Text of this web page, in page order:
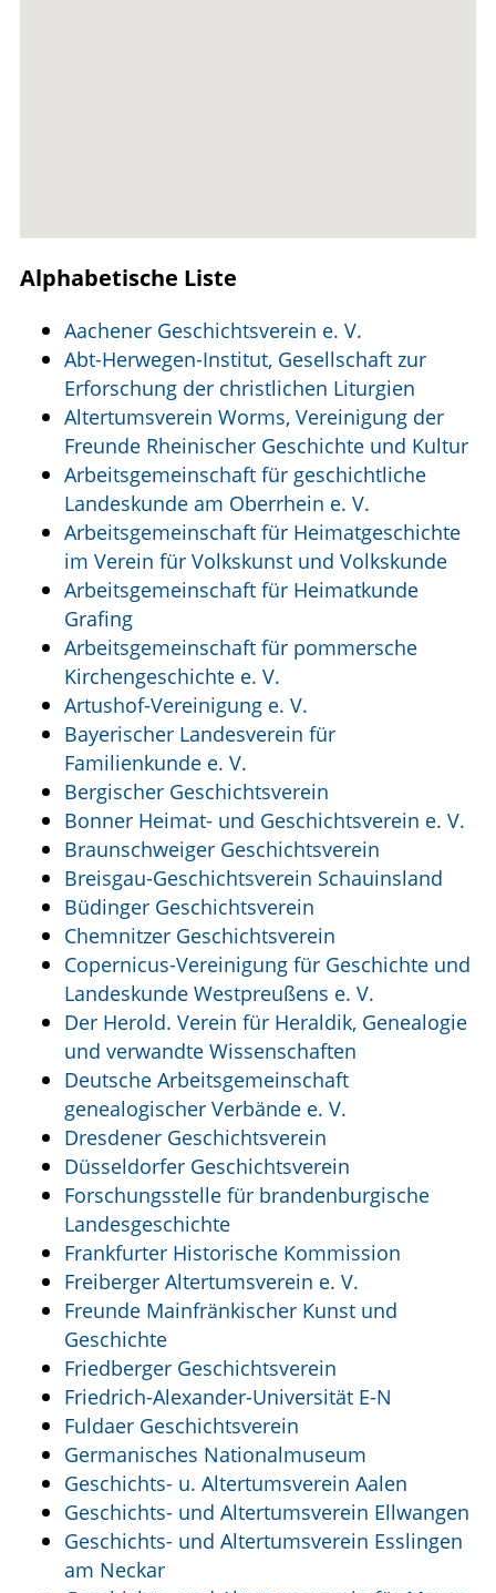
Alphabetische Liste
Aachener Geschichtsverein e. V.
Abt-Herwegen-Institut, Gesellschaft zur
Erforschung der christlichen Liturgien
Altertumsverein Worms, Vereinigung der
Freunde Rheinischer Geschichte und Kultur
Arbeitsgemeinschaft für geschichtliche
Landeskunde am Oberrhein e. V.
Arbeitsgemeinschaft für Heimatgeschichte
im Verein für Volkskunst und Volkskunde
Arbeitsgemeinschaft für Heimatkunde
Grafing
Arbeitsgemeinschaft für pommersche
Kirchengeschichte e. V.
Artushof-Vereinigung e. V.
Bayerischer Landesverein für
Familienkunde e. V.
Bergischer Geschichtsverein
Bonner Heimat- und Geschichtsverein e. V.
Braunschweiger Geschichtsverein
Breisgau-Geschichtsverein Schauinsland
Büdinger Geschichtsverein
Chemnitzer Geschichtsverein
Copernicus-Vereinigung für Geschichte und
Landeskunde Westpreußens e. V.
Der Herold. Verein für Heraldik, Genealogie
und verwandte Wissenschaften
Deutsche Arbeitsgemeinschaft
genealogischer Verbände e. V.
Dresdener Geschichtsverein
Düsseldorfer Geschichtsverein
Forschungsstelle für brandenburgische
Landesgeschichte
Frankfurter Historische Kommission
Freiberger Altertumsverein e. V.
Freunde Mainfränkischer Kunst und
Geschichte
Friedberger Geschichtsverein
Friedrich-Alexander-Universität E-N
Fuldaer Geschichtsverein
Germanisches Nationalmuseum
Geschichts- u. Altertumsverein Aalen
Geschichts- und Altertumsverein Ellwangen
Geschichts- und Altertumsverein Esslingen
am Neckar